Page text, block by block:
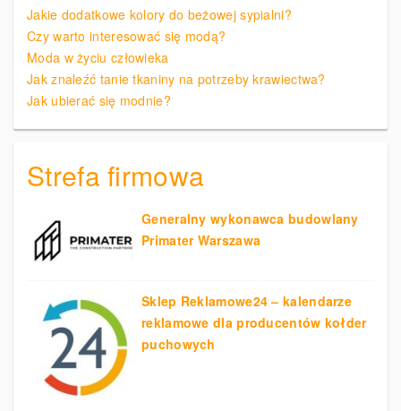
Jakie dodatkowe kolory do beżowej sypialni?
Czy warto interesować się modą?
Moda w życiu człowieka
Jak znaleźć tanie tkaniny na potrzeby krawiectwa?
Jak ubierać się modnie?
Strefa firmowa
Generalny wykonawca budowlany
Primater Warszawa
Sklep Reklamowe24 – kalendarze
reklamowe dla producentów kołder
puchowych